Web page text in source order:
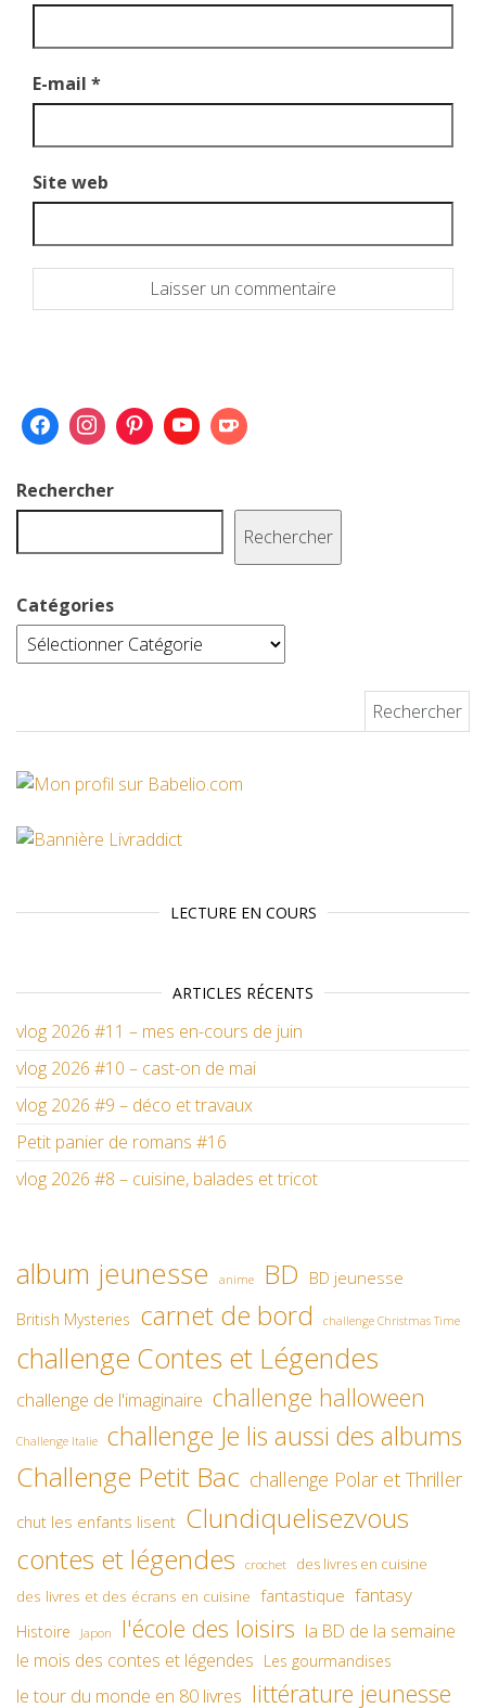
E-mail *
Site web
Rechercher
Rechercher
Catégories
LECTURE EN COURS
ARTICLES RÉCENTS
vlog 2026 #11 – mes en-cours de juin
vlog 2026 #10 – cast-on de mai
vlog 2026 #9 – déco et travaux
Petit panier de romans #16
vlog 2026 #8 – cuisine, balades et tricot
album jeunesse anime BD BD jeunesse
British Mysteries carnet de bord challenge Christmas Time
challenge Contes et Légendes
challenge de l'imaginaire challenge halloween
Challenge Italie challenge Je lis aussi des albums
Challenge Petit Bac challenge Polar et Thriller
chut les enfants lisent Clundiquelisezvous
contes et légendes
crochet
des livres en cuisine
des livres et des écrans en cuisine fantastique fantasy
Histoire Japon l'école des loisirs la BD de la semaine
le mois des contes et légendes Les gourmandises
le tour du monde en 80 livres littérature jeunesse